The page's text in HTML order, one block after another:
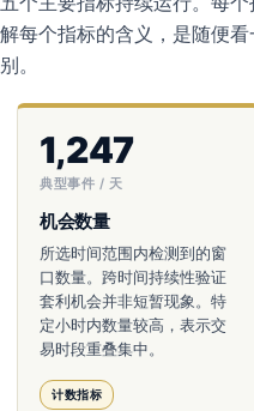
解每个指标的含义，是随便
别。
1,247
典型事件 / 天
机会数量
所选时间范围内检测到的窗
口数量。跨时间持续性验证
套利机会并非短暂现象。特
定小时内数量较高，表示交
易时段重叠集中。
计数指标